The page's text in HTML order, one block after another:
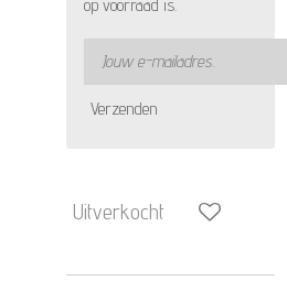
op voorraad is.
Verzenden
Uitverkocht